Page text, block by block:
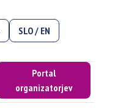
SLO / EN
Portal
organizatorjev